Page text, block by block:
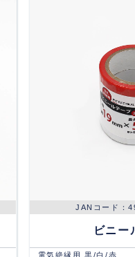
ビニー
電気絶縁用 黒/白/赤